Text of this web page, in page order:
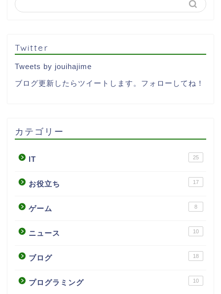
Twitter
Tweets by jouihajime
ブログ更新したらツイートします。フォローしてね！
カテゴリー
IT 25
お役立ち 17
ゲーム 8
ニュース 10
ブログ 18
プログラミング 10